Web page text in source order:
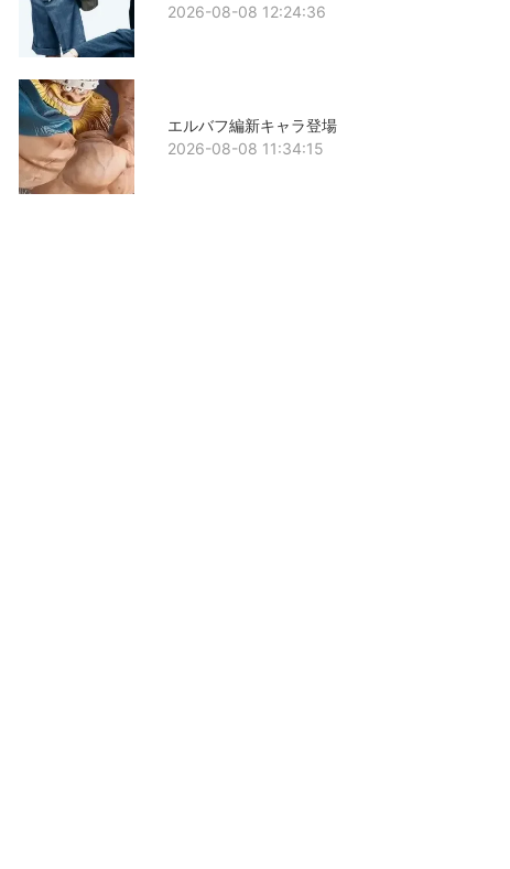
2026-08-08 12:24:36
エルバフ編新キャラ登場
2026-08-08 11:34:15